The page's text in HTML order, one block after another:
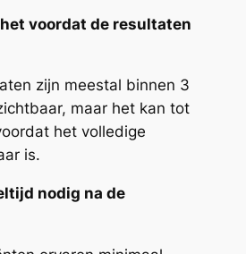
voordat de resultaten
zijn meestal binnen 3
maar het kan tot
het volledige
is.
nodig na de